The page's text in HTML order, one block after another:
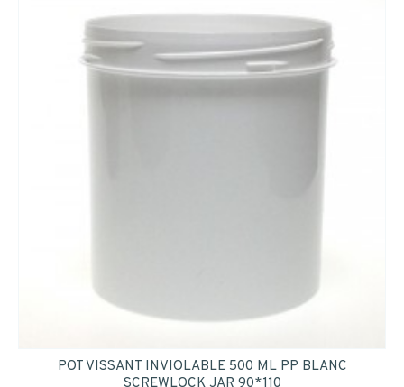
POT VISSANT INVIOLABLE 500 ML PP BLANC